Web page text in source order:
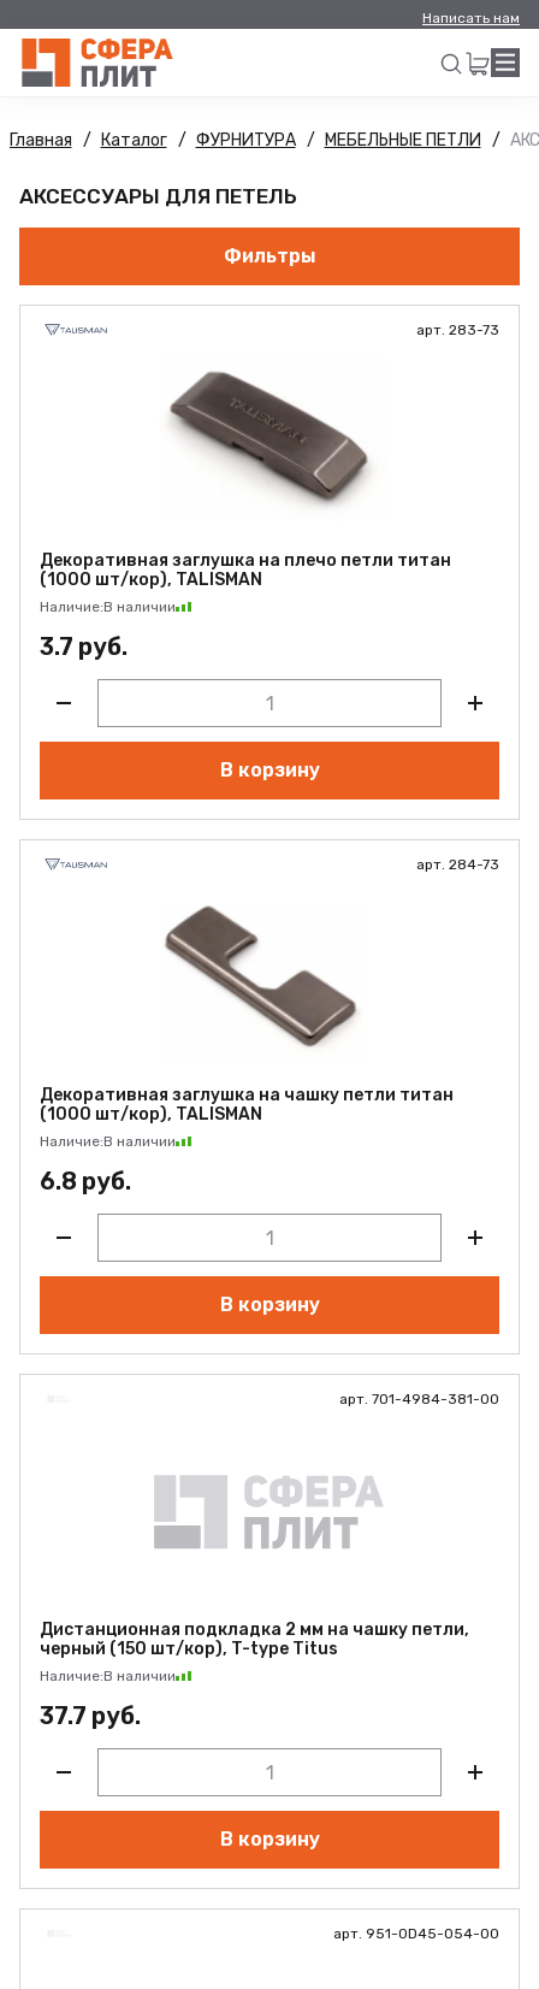
Написать нам
Искать
Главная Каталог ФУРНИТУРА МЕБЕЛЬНЫЕ ПЕТЛИ
АКСЕССУАРЫ ДЛЯ ПЕТЕЛЬ
Фильтры
арт. 283-73
Декоративная заглушка на плечо петли титан
(1000 шт/кор), TALISMAN
Наличие:В наличии
3.7 руб.
В корзину
арт. 284-73
Декоративная заглушка на чашку петли титан
(1000 шт/кор), TALISMAN
Наличие:В наличии
6.8 руб.
В корзину
арт. 701-4984-381-00
Дистанционная подкладка 2 мм на чашку петли,
черный (150 шт/кор), T-type Titus
Наличие:В наличии
37.7 руб.
В корзину
арт. 951-0D45-054-00